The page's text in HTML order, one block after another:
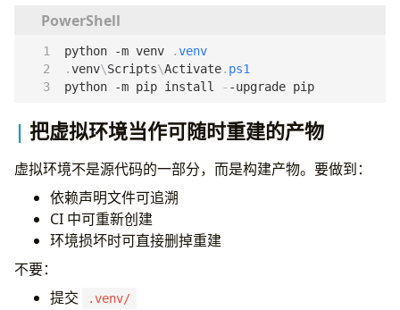
python -m venv .venv
.venv\Scripts\Activate. ps1
python
-m pip install - -upgrade pip
把虚拟环境当作可随时重建的产物
虚拟环境不是源代码的一部分，而是构建产物。要做到：
依赖声明文件可追溯
CI 中可重新创建
环境损坏时可直接删掉重建
不要：
提交
.venv/